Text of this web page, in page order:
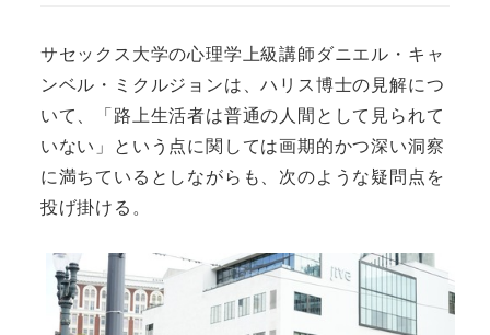
サセックス大学の心理学上級講師ダニエル・キャ
ンベル・ミクルジョンは、ハリス博士の見解につ
いて、「路上生活者は普通の人間として見られて
いない」という点に関しては画期的かつ深い洞察
に満ちているとしながらも、次のような疑問点を
投げ掛ける。